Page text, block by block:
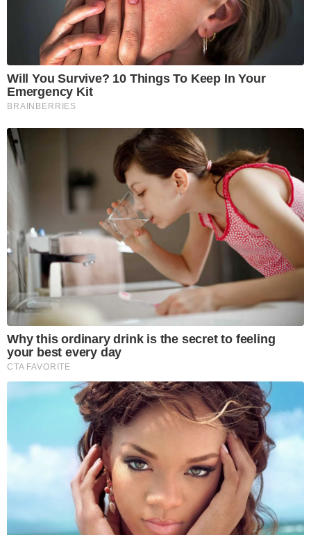
Will You Survive? 10 Things To Keep In Your
Emergency Kit
BRAINBERRIES
Why this ordinary drink is the secret to feeling
your best every day
CTA FAVORITE